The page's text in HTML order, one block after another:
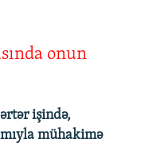
onun
işində,
mühakimə